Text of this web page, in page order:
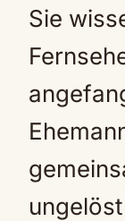
Sie